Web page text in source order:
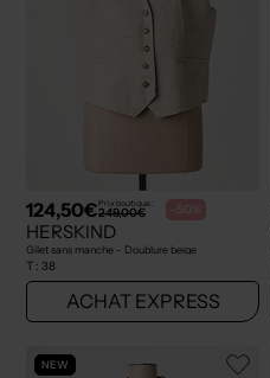
124,50€Prix boutique :
249,00€ -50%
HERSKIND
Gilet sans manche - Doublure beige
T : 38
ACHAT EXPRESS
NEW